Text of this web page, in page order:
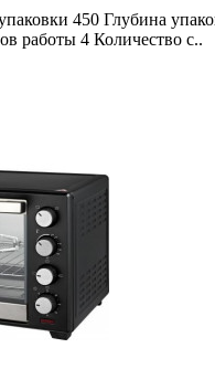
450 Глубина
работы 4 Количество с..